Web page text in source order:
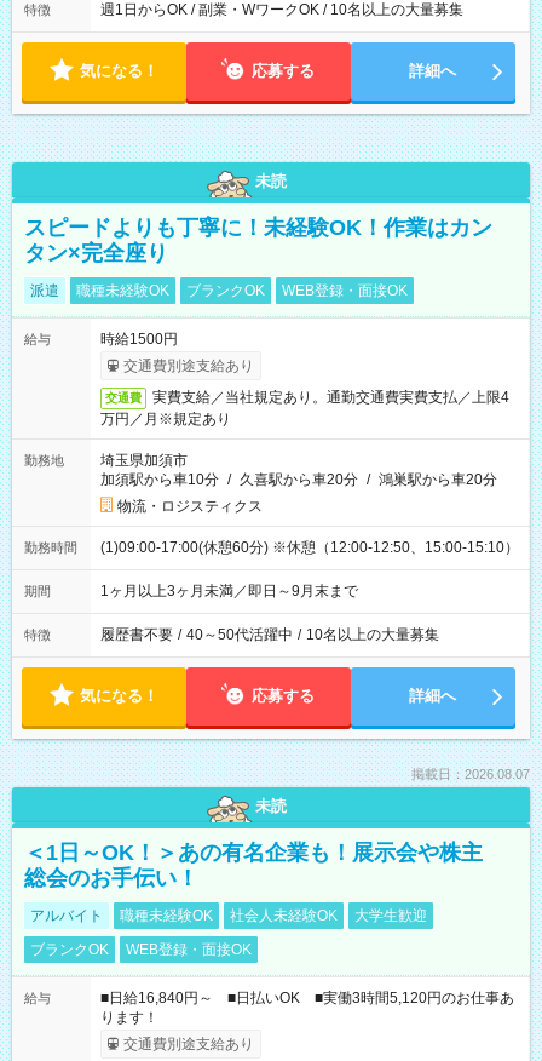
特徴 週1日からOK / 副業・WワークOK / 10名以上の大量募集
気になる！ 応募する 詳細へ
未読
スピードよりも丁寧に！未経験OK！作業はカン
タン×完全座り
派遣 職種未経験OK ブランクOK WEB登録・面接OK
給与
時給1500円
交通費別途支給あり
交通費
実費支給／当社規定あり。通勤交通費実費支払／上限4
万円／月※規定あり
勤務地
埼玉県加須市
加須駅から車10分 / 久喜駅から車20分 / 鴻巣駅から車20分
物流・ロジスティクス
勤務時間 (1)09:00-17:00(休憩60分) ※休憩（12:00-12:50、15:00-15:10）
期間 1ヶ月以上3ヶ月未満／即日～9月末まで
特徴 履歴書不要 / 40～50代活躍中 / 10名以上の大量募集
気になる！ 応募する 詳細へ
掲載日：2026.08.07
未読
＜1日～OK！＞あの有名企業も！展示会や株主
総会のお手伝い！
アルバイト 職種未経験OK 社会人未経験OK
大学生歓迎
ブランクOK
WEB登録・面接OK
給与
■日給16,840円～ ■日払いOK ■実働3時間5,120円のお仕事あ
ります！
交通費別途支給あり